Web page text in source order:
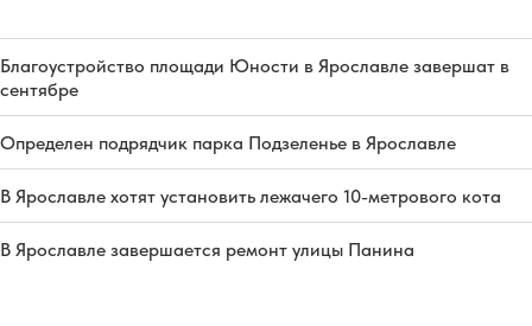
Благоустройство площади Юности в Ярославле завершат в
сентябре
Определен подрядчик парка Подзеленье в Ярославле
В Ярославле хотят установить лежачего 10-метрового кота
В Ярославле завершается ремонт улицы Панина